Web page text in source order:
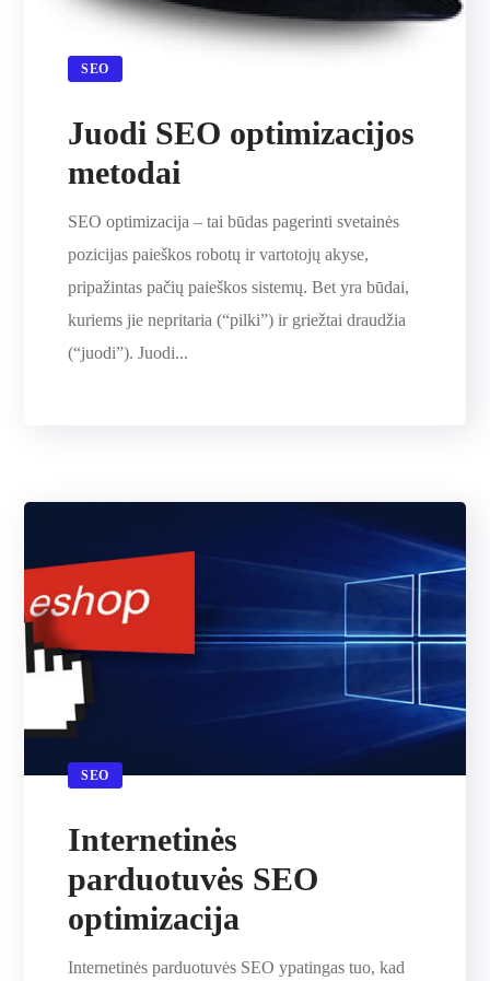
SEO
Juodi SEO optimizacijos
metodai
SEO optimizacija – tai būdas pagerinti svetainės
pozicijas paieškos robotų ir vartotojų akyse,
pripažintas pačių paieškos sistemų. Bet yra būdai,
kuriems jie nepritaria (“pilki”) ir griežtai draudžia
(“juodi”). Juodi...
SEO
Internetinės
parduotuvės SEO
optimizacija
Internetinės parduotuvės SEO ypatingas tuo, kad